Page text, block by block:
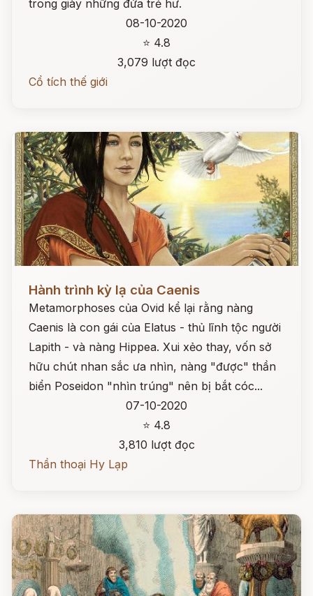
trong giày những đứa trẻ hư.
08-10-2020
⭐ 4.8
3,079 lượt đọc
Cổ tích thế giới
Hành trình kỳ lạ của Caenis
Metamorphoses của Ovid kể lại rằng nàng
Caenis là con gái của Elatus - thủ lĩnh tộc người
Lapith - và nàng Hippea. Xui xẻo thay, vốn sở
hữu chút nhan sắc ưa nhìn, nàng "được" thần
biển Poseidon "nhìn trúng" nên bị bắt cóc...
07-10-2020
⭐ 4.8
3,810 lượt đọc
Thần thoại Hy Lạp